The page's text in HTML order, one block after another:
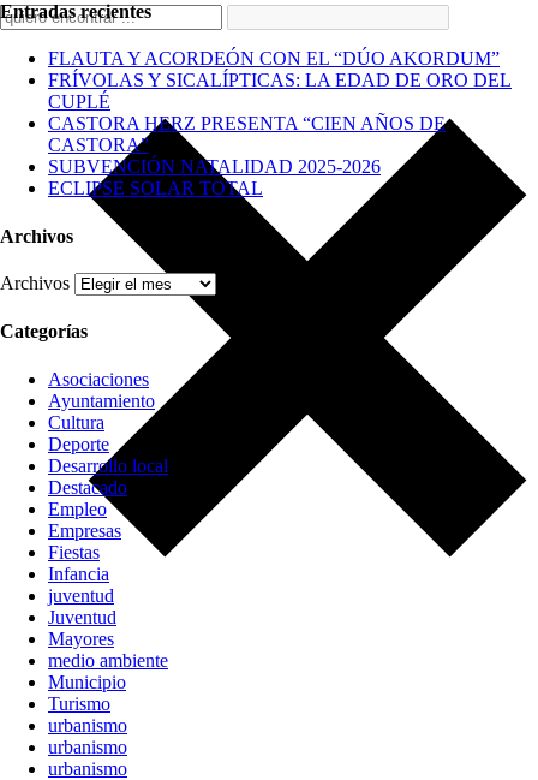
Entradas recientes
FLAUTA Y ACORDEÓN CON EL “DÚO AKORDUM”
FRÍVOLAS Y SICALÍPTICAS: LA EDAD DE ORO DEL
CUPLÉ
CASTORA HERZ PRESENTA “CIEN AÑOS DE
CASTORA”
SUBVENCIÓN NATALIDAD 2025-2026
ECLIPSE SOLAR TOTAL
Archivos
Archivos
Categorías
Asociaciones
Ayuntamiento
Cultura
Deporte
Desarrollo local
Destacado
Empleo
Empresas
Fiestas
Infancia
juventud
Juventud
Mayores
medio ambiente
Municipio
Turismo
urbanismo
urbanismo
urbanismo